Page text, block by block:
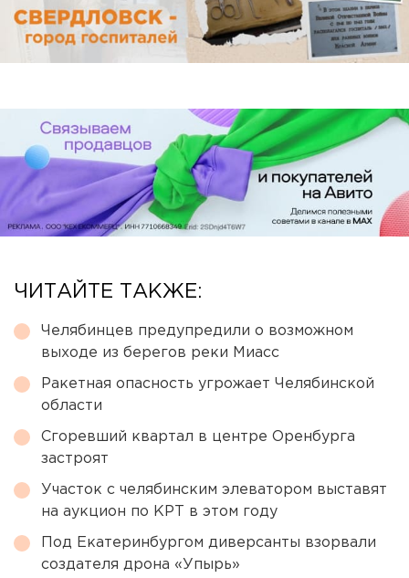
ЧИТАЙТЕ ТАКЖЕ:
Челябинцев предупредили о возможном
выходе из берегов реки Миасс
Ракетная опасность угрожает Челябинской
области
Сгоревший квартал в центре Оренбурга
застроят
Участок с челябинским элеватором выставят
на аукцион по КРТ в этом году
Под Екатеринбургом диверсанты взорвали
создателя дрона «Упырь»